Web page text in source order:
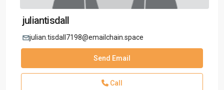
juliantisdall
julian.tisdall7198@emailchain.space
Send Email
Call